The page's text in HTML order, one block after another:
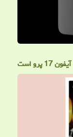
است